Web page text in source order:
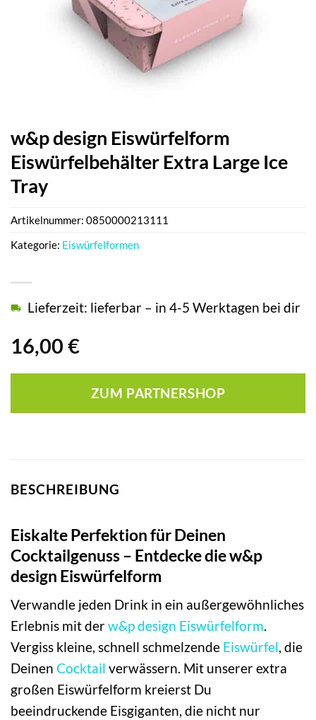
w&p design Eiswürfelform
Eiswürfelbehälter Extra Large Ice
Tray
16,00 €
Lieferzeit: lieferbar – in 4-5 Werktagen bei dir
ZUM PARTNERSHOP
Artikelnummer: 0850000213111
Kategorie: Eiswürfelformen
BESCHREIBUNG
Eiskalte Perfektion für Deinen
Cocktailgenuss – Entdecke die w&p
design Eiswürfelform
Verwandle jeden Drink in ein außergewöhnliches
Erlebnis mit derw&p design Eiswürfelform.
Vergiss kleine, schnell schmelzende Eiswürfel, die
Deinen Cocktail verwässern. Mit unserer extra
großen Eiswürfelform kreierst Du
beeindruckende Eisgiganten, die nicht nur